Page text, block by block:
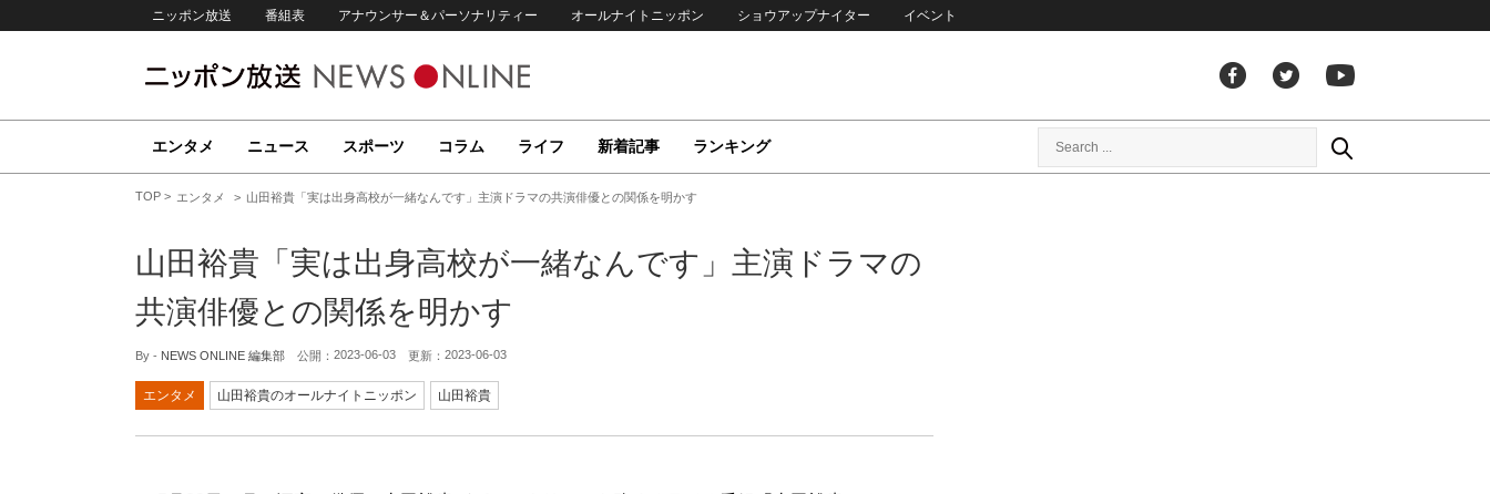
ニッポン放送 番組表 アナウンサー＆パーソナリティー オールナイトニッポン ショウアップナイター イベント
エンタメ ニュース スポーツ コラム ライフ 新着記事 ランキング
TOP エンタメ 山田裕貴「実は出身高校が一緒なんです」主演ドラマの共演俳優との関係を明かす
山田裕貴「実は出身高校が一緒なんです」主演ドラマの
共演俳優との関係を明かす
By - NEWS ONLINE 編集部 公開： 2023-06-03 更新： 2023-06-03
エンタメ 山田裕貴のオールナイトニッポン 山田裕貴